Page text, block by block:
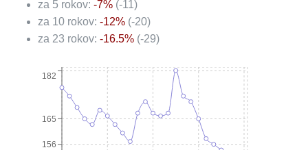
za 5 rokov: -7% (-11)
za 10 rokov: -12% (-20)
za 23 rokov: -16.5% (-29)
156
165
182